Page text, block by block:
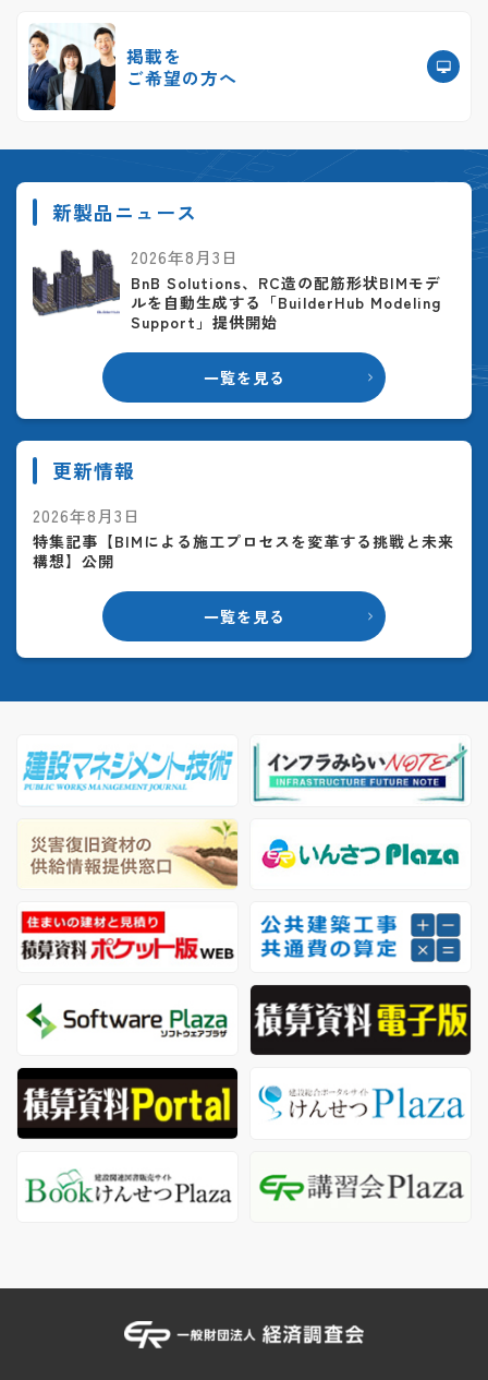
掲載を
ご希望の方へ
新製品ニュース
一覧を見る
2026年8月3日
BnB Solutions、RC造の配筋形状BIMモデ
ルを自動生成する「BuilderHub Modeling
Support」提供開始
更新情報
一覧を見る
2026年8月3日
特集記事【BIMによる施工プロセスを変革する挑戦と未来
構想】公開